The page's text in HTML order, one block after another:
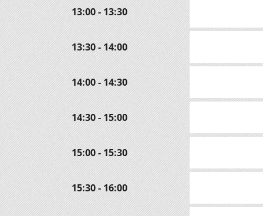
13:00 - 13:30
13:30 - 14:00
14:00 - 14:30
14:30 - 15:00
15:00 - 15:30
15:30 - 16:00